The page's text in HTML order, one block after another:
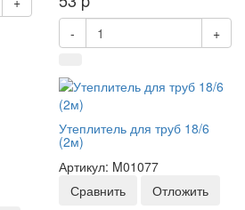
- +
Утеплитель для труб 18/6
(2м)
Артикул: M01077
Сравнить
Отложить